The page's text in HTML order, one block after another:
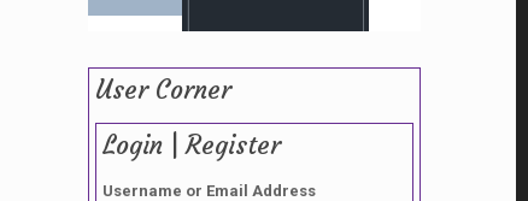
User Corner
Login | Register
Username or Email Address